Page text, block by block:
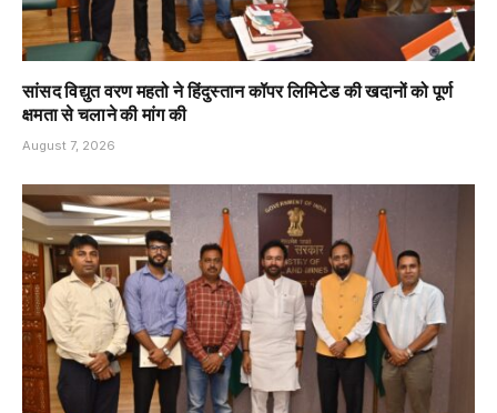
सांसद विद्युत वरण महतो ने हिंदुस्तान कॉपर लिमिटेड की खदानों को पूर्ण
क्षमता से चलाने की मांग की
August 7, 2026